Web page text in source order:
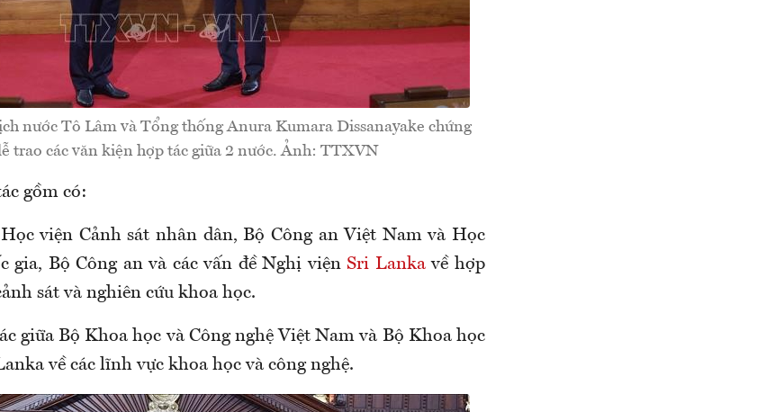
nước Tô Lâm và Tổng thống Anura Kumara Dissanayake chứng
trao các văn kiện hợp tác giữa 2 nước. Ảnh: TTXVN
gồm có:
viện Cảnh sát nhân dân, Bộ Công an Việt Nam và Học
gia, Bộ Công an và các vấn đề Nghị viện Sri Lankavề hợp
sát và nghiên cứu khoa học.
giữa Bộ Khoa học và Công nghệ Việt Nam và Bộ Khoa học
về các lĩnh vực khoa học và công nghệ.